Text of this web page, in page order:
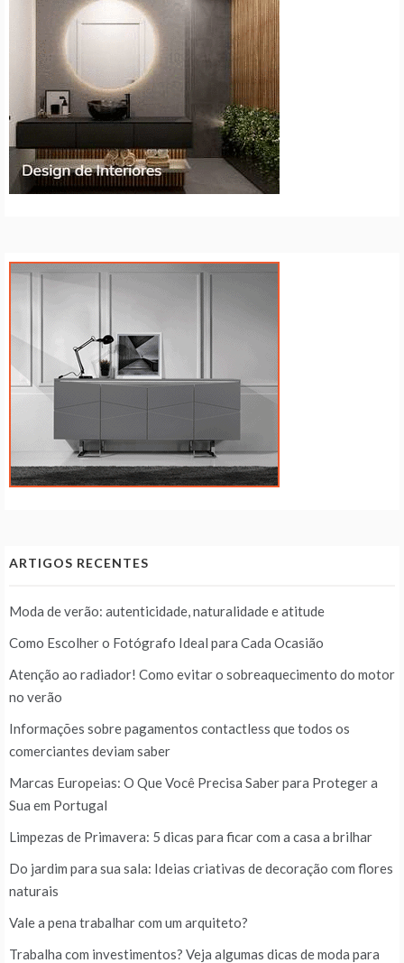
ARTIGOS RECENTES
Moda de verão: autenticidade, naturalidade e atitude
Como Escolher o Fotógrafo Ideal para Cada Ocasião
Atenção ao radiador! Como evitar o sobreaquecimento do motor
no verão
Informações sobre pagamentos contactless que todos os
comerciantes deviam saber
Marcas Europeias: O Que Você Precisa Saber para Proteger a
Sua em Portugal
Limpezas de Primavera: 5 dicas para ficar com a casa a brilhar
Do jardim para sua sala: Ideias criativas de decoração com flores
naturais
Vale a pena trabalhar com um arquiteto?
Trabalha com investimentos? Veja algumas dicas de moda para